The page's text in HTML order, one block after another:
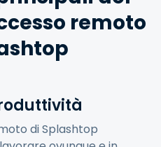
remoto
di Splashtop